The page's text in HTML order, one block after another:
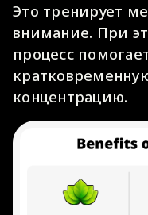
Это тренирует
внимание. При
процесс
концентрацию.